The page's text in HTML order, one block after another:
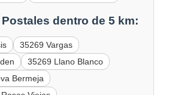
dentro de 5 km:
35269 Vargas
35269 Llano Blanco
Bermeja